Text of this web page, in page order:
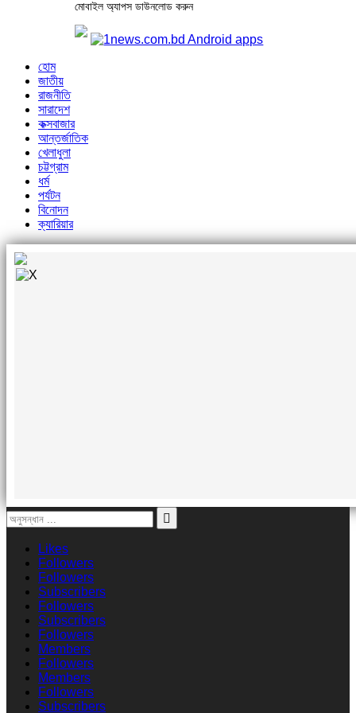
মোবাইল অ্যাপস ডাউনলোড করুন
হোম
জাতীয়
রাজনীতি
সারাদেশ
কক্সবাজার
আন্তর্জাতিক
খেলাধুলা
চট্টগ্রাম
ধর্ম
পর্যটন
বিনোদন
ক্যারিয়ার
Likes
Followers
Followers
Subscribers
Followers
Subscribers
Followers
Members
Followers
Members
Followers
Subscribers